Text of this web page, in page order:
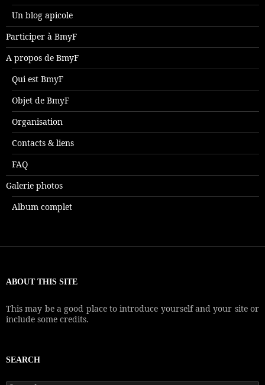
Un blog apicole
Participer à BmyF
A propos de BmyF
Qui est BmyF
Objet de BmyF
Organisation
Contacts & liens
FAQ
Galerie photos
Album complet
ABOUT THIS SITE
This may be a good place to introduce yourself and your site or
include some credits.
SEARCH